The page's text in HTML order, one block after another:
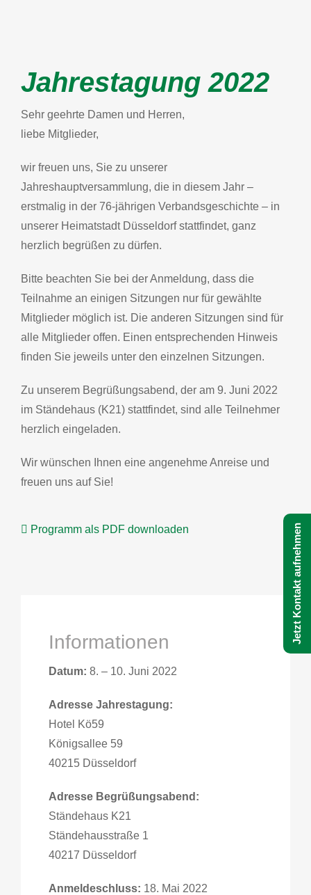
Jahrestagung 2022
Sehr geehrte Damen und Herren,
liebe Mitglieder,
wir freuen uns, Sie zu unserer
Jahreshauptversammlung, die in diesem Jahr –
erstmalig in der 76-jährigen Verbandsgeschichte – in
unserer Heimatstadt Düsseldorf stattfindet, ganz
herzlich begrüßen zu dürfen.
Bitte beachten Sie bei der Anmeldung, dass die
Teilnahme an einigen Sitzungen nur für gewählte
Mitglieder möglich ist. Die anderen Sitzungen sind für
alle Mitglieder offen. Einen entsprechenden Hinweis
finden Sie jeweils unter den einzelnen Sitzungen.
Zu unserem Begrüßungsabend, der am 9. Juni 2022
im Ständehaus (K21) stattfindet, sind alle Teilnehmer
herzlich eingeladen.
Wir wünschen Ihnen eine angenehme Anreise und
freuen uns auf Sie!
Programm als PDF downloaden
Informationen
Datum: 8. – 10. Juni 2022
Adresse Jahrestagung:
Hotel Kö59
Königsallee 59
40215 Düsseldorf
Adresse Begrüßungsabend:
Ständehaus K21
Ständehausstraße 1
40217 Düsseldorf
Anmeldeschluss: 18. Mai 2022
Jetzt Kontakt aufnehmen